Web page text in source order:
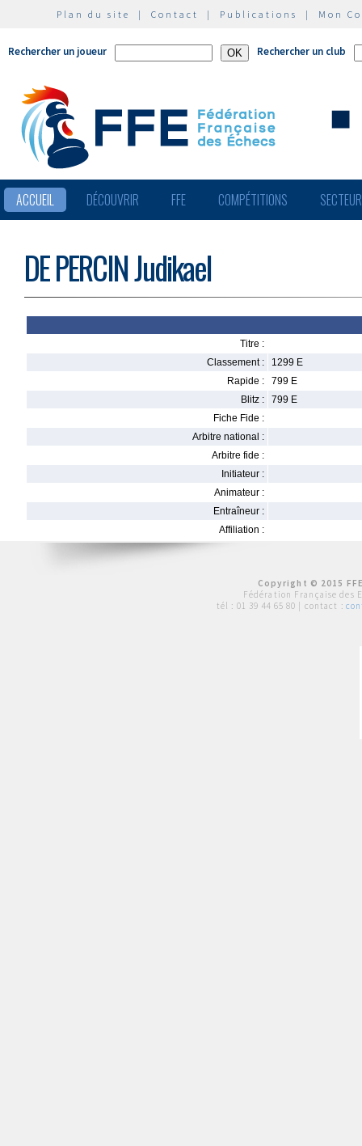
Plan du site | Contact | Publications | Mon
Rechercher un joueur Rechercher un club
ACCUEIL DÉCOUVRIR FFE COMPÉTITIONS
DE PERCIN Judikael
Titre :
Classement :
1299 E
Rapide :
799 E
Blitz :
799 E
Fiche Fide :
Arbitre national :
Arbitre fide :
Initiateur :
Animateur :
Entraîneur :
Affiliation :
Copyright © 2015
Fédération Française des
tél : 01 39 44 65 80 | contact :